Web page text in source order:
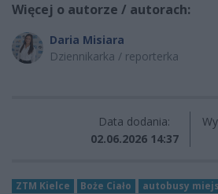
Więcej o autorze / autorach:
Daria Misiara
Dziennikarka / reporterka
Data dodania:
02.06.2026 14:37
ZTM Kielce Boże Ciało autobusy